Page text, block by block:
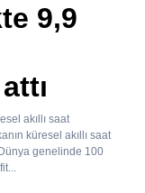
9,9
akıllı saat
küresel akıllı saat
genelinde 100